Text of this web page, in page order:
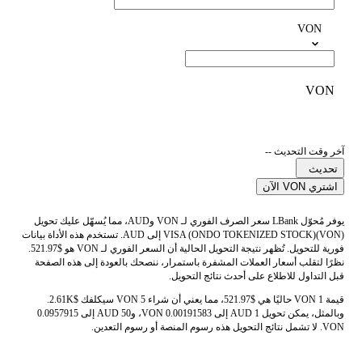
VON
VON
آخر وقت التحديث --
تحديث
اشتري VON الآن
يوفر مُحوّل LBank سعر الصرف الفوري لـ VON وAUD، مما يُسهّل عليك تحويل
VISA (ONDO TOKENIZED STOCK)(VON) إلى AUD. تستخدم هذه الأداة بيانات
فورية للتحويل. تُظهر نتيجة التحويل الحالية أن السعر الفوري لـ VON هو $521.97.
نظرًا لتقلب أسعار العملات المشفرة باستمرار، ننصحك بالعودة إلى هذه الصفحة
قبل التداول للاطلاع على أحدث نتائج التحويل.
قيمة 1 VON حاليًا هي $521.97، مما يعني أن شراء 5 VON سيكلفك $2.61K.
وبالمثل، يمكن تحويل 1 AUD إلى 0.00191583 VON، و50 AUD إلى 0.0957915
VON. لا تشمل نتائج التحويل هذه رسوم المنصة أو رسوم التعدين.